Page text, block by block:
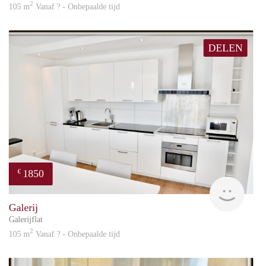
105 m2 Vanaf ? - Onbepaalde tijd
DELEN
€ 1850
Galerij
Galerijflat
105 m2 Vanaf ? - Onbepaalde tijd